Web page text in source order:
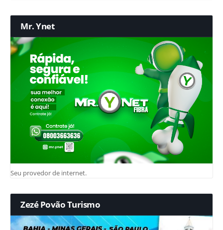
Mr. Ynet
Seu provedor de internet.
Zezé Povão Turismo